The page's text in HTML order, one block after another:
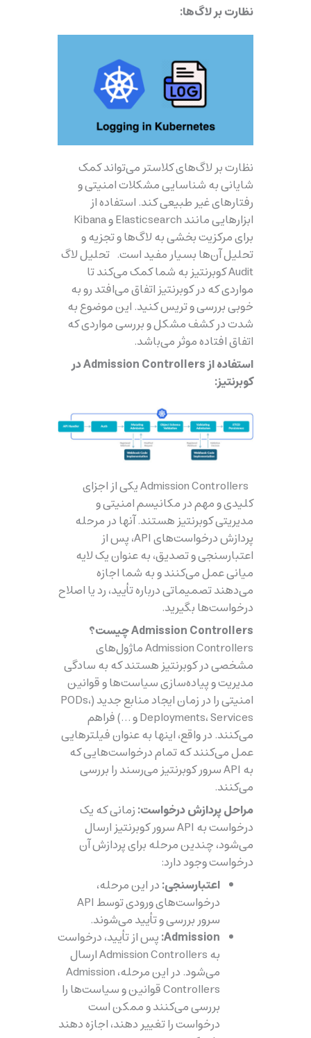
نظارت بر لاگ‌ها:
نظارت بر لاگ‌های کلاستر می‌تواند کمک
شایانی به شناسایی مشکلات امنیتی و
رفتارهای غیر طبیعی کند. استفاده از
ابزارهایی مانند Elasticsearch و Kibana
برای مرکزیت‌ بخشی به لاگ‌ها و تجزیه و
تحلیل آن‌ها بسیار مفید است. تحلیل لاگ
Audit کوبرنتیز به شما کمک می‌کند تا
مواردی که در کوبرنتیز اتفاق می‌افتد رو به
خوبی بررسی و تریس کنید. این موضوع به
شدت در کشف مشکل و بررسی مواردی که
اتفاق افتاده موثر می‌باشد.
استفاده از Admission Controllers در
کوبرنتیز:
Admission Controllers یکی از اجزای
کلیدی و مهم در مکانیسم امنیتی و
مدیریتی کوبرنتیز هستند. آنها در مرحله
پردازش درخواست‌های API، پس از
اعتبارسنجی و تصدیق، به عنوان یک لایه
میانی عمل می‌کنند و به شما اجازه
می‌دهند تصمیماتی درباره تأیید، رد یا اصلاح
درخواست‌ها بگیرید.
Admission Controllers چیست؟
Admission Controllers ماژول‌های
مشخصی در کوبرنتیز هستند که به سادگی
مدیریت و پیاده‌سازی سیاست‌ها و قوانین
امنیتی را در زمان ایجاد منابع جدید (PODs،
Deployments، Services و …) فراهم
می‌کنند. در واقع، اینها به عنوان فیلترهایی
عمل می‌کنند که تمام درخواست‌هایی که
به API سرور کوبرنتیز می‌رسند را بررسی
می‌کنند.
مراحل پردازش درخواست:زمانی که یک
درخواست به API سرور کوبرنتیز ارسال
می‌شود، چندین مرحله برای پردازش آن
درخواست وجود دارد:
اعتبارسنجی:در این مرحله،
درخواست‌های ورودی توسط API
سرور بررسی و تأیید می‌شوند.
Admission: پس از تأیید، درخواست
به Admission Controllers ارسال
می‌شود. در این مرحله، Admission
Controllers قوانین و سیاست‌ها را
بررسی می‌کنند و ممکن است
درخواست را تغییر دهند، اجازه دهند